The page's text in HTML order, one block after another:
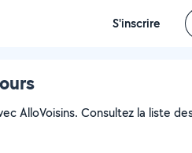
S'inscrire
AlloVoisins. Consultez la liste